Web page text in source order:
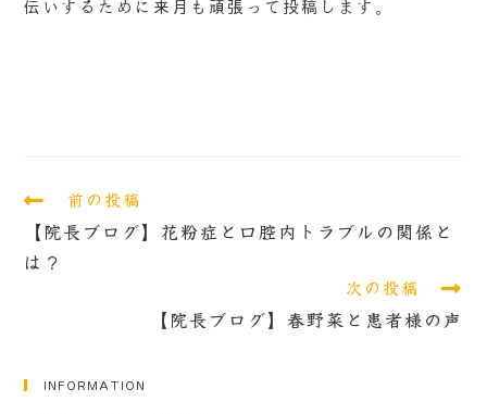
伝いするために来月も頑張って投稿します。
前の投稿
【院長ブログ】花粉症と口腔内トラブルの関係と
は？
次の投稿
【院長ブログ】春野菜と患者様の声
INFORMATION